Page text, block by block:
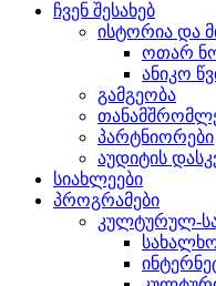
ჩვენ შესახებ
ისტორია და
ოთარ
ანიკო
გამგეობა
პარტნიორები
აუდიტის
სიახლეები
პროგრამები
კულტურულ-